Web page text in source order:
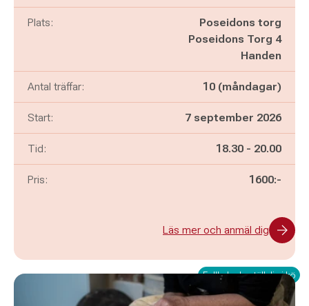
Plats:
Poseidons torg
Poseidons Torg 4
Handen
Antal träffar: 10 (måndagar)
Start: 7 september 2026
Tid: Pågår mellan
18.30 - och
20.00
Pris: 1600:-
Läs mer och anmäl dig
Fullbokad - ställ dig i kö